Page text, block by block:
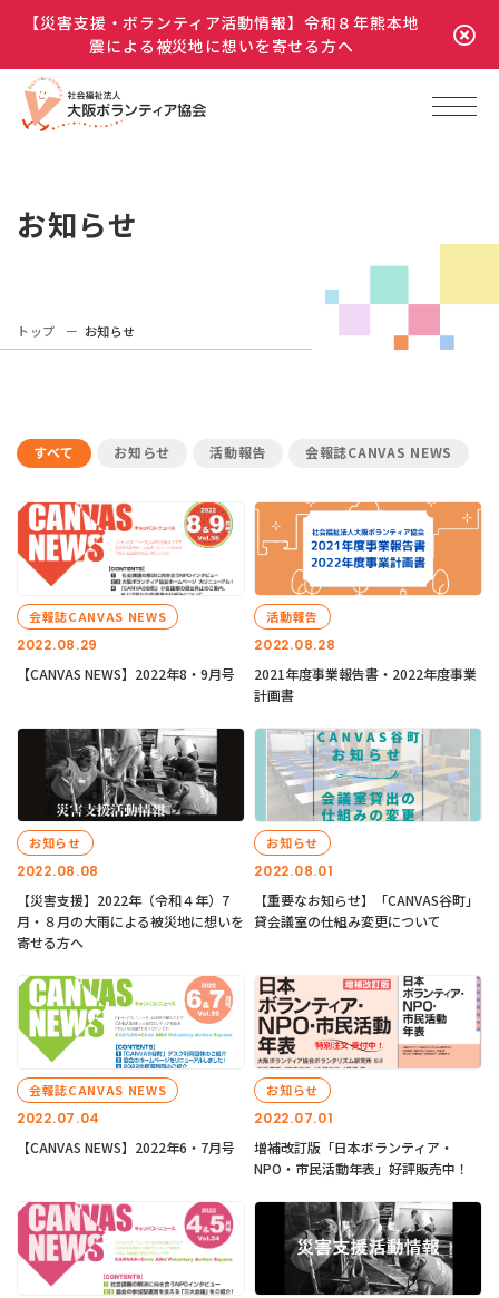
【災害支援・ボランティア活動情報】令和８年熊本地
震による被災地に想いを寄せる方へ
お知らせ
トップ お知らせ
すべて お知らせ 活動報告 会報誌CANVAS NEWS
2022.08.29
会報誌CANVAS NEWS
【CANVAS NEWS】2022年8・9月号
2022.08.28
活動報告
2021年度事業報告書・2022年度事業
計画書
2022.08.08
お知らせ
【災害支援】2022年（令和４年）7
月・８月の大雨による被災地に想いを
寄せる方へ
2022.08.01
お知らせ
【重要なお知らせ】「CANVAS谷町」
貸会議室の仕組み変更について
2022.07.04
会報誌CANVAS NEWS
【CANVAS NEWS】2022年6・7月号
2022.07.01
お知らせ
増補改訂版「日本ボランティア・
NPO・市民活動年表」好評販売中！